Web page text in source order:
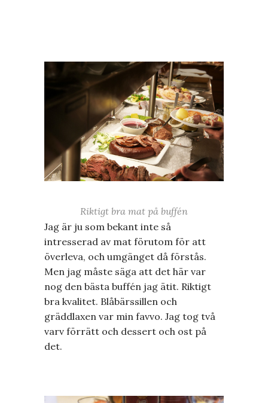
Riktigt bra mat på buffén
Jag är ju som bekant inte så
intresserad av mat förutom för att
överleva, och umgänget då förstås.
Men jag måste säga att det här var
nog den bästa buffén jag ätit. Riktigt
bra kvalitet. Blåbärssillen och
gräddlaxen var min favvo. Jag tog två
varv förrätt och dessert och ost på
det.